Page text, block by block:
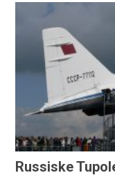
Russiske